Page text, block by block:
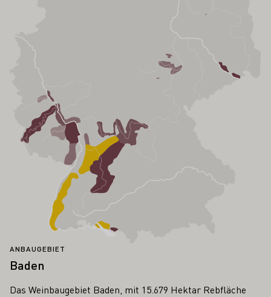
ANBAUGEBIET
Baden
Das Weinbaugebiet Baden, mit 15.679 Hektar Rebfläche